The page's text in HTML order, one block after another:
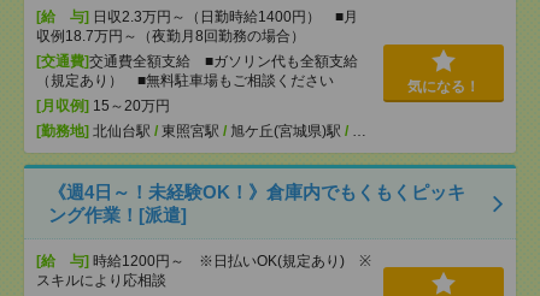
[給 与] 日収2.3万円～（日勤時給1400円） ■月
収例18.7万円～（夜勤月8回勤務の場合）
[交通費]交通費全額支給 ■ガソリン代も全額支給
（規定あり） ■無料駐車場もご相談ください
[月収例] 15～20万円
[勤務地] 北仙台駅 / 東照宮駅 / 旭ケ丘(宮城県)駅 / …
気になる！
《週4日～！未経験OK！》倉庫内でもくもくピッキ
ング作業！[派遣]
[給 与] 時給1200円～ ※日払いOK(規定あり) ※
スキルにより応相談